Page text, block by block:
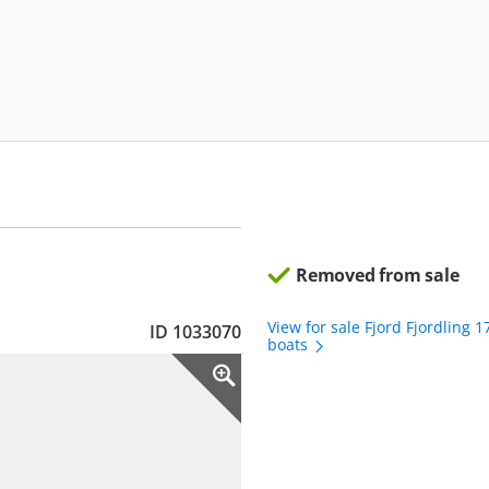
ID 1033070
Removed from sale
View for sale Fjord Fjordling
boats